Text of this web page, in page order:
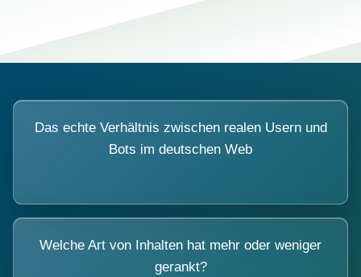
Das echte Verhältnis zwischen realen Usern und
Bots im deutschen Web
Welche Art von Inhalten hat mehr oder weniger
gerankt?